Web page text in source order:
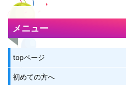
メニュー
topページ
初めての方へ